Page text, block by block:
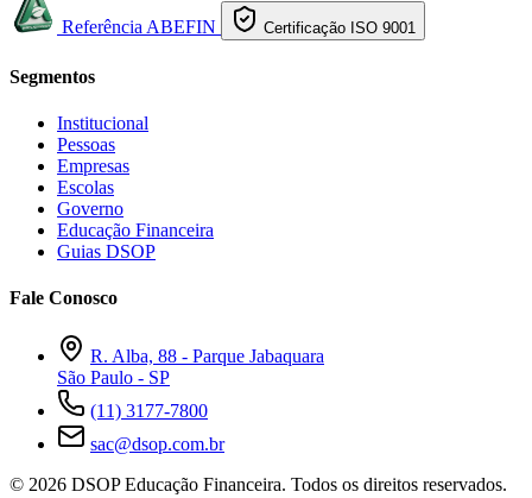
Referência ABEFIN Certificação ISO 9001
Segmentos
Institucional
Pessoas
Empresas
Escolas
Governo
Educação Financeira
Guias DSOP
Fale Conosco
R. Alba, 88 - Parque Jabaquara
São Paulo - SP
(11) 3177-7800
sac@dsop.com.br
© 2026 DSOP Educação Financeira. Todos os direitos reservados.